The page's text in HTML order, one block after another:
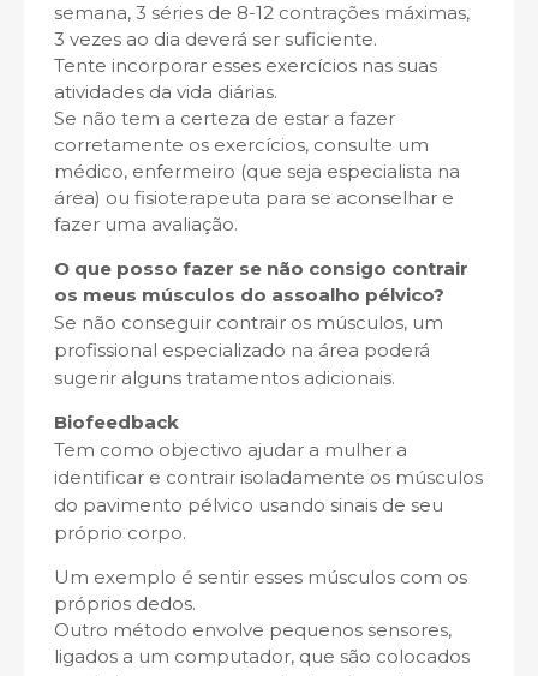
semana, 3 séries de 8-12 contrações máximas,
3 vezes ao dia deverá ser suficiente.
Tente incorporar esses exercícios nas suas
atividades da vida diárias.
Se não tem a certeza de estar a fazer
corretamente os exercícios, consulte um
médico, enfermeiro (que seja especialista na
área) ou fisioterapeuta para se aconselhar e
fazer uma avaliação.
O que posso fazer se não consigo contrair
os meus músculos do assoalho pélvico?
Se não conseguir contrair os músculos, um
profissional especializado na área poderá
sugerir alguns tratamentos adicionais.
Biofeedback
Tem como objectivo ajudar a mulher a
identificar e contrair isoladamente os músculos
do pavimento pélvico usando sinais de seu
próprio corpo.
Um exemplo é sentir esses músculos com os
próprios dedos.
Outro método envolve pequenos sensores,
ligados a um computador, que são colocados